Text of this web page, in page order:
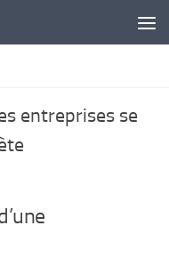
entreprises se